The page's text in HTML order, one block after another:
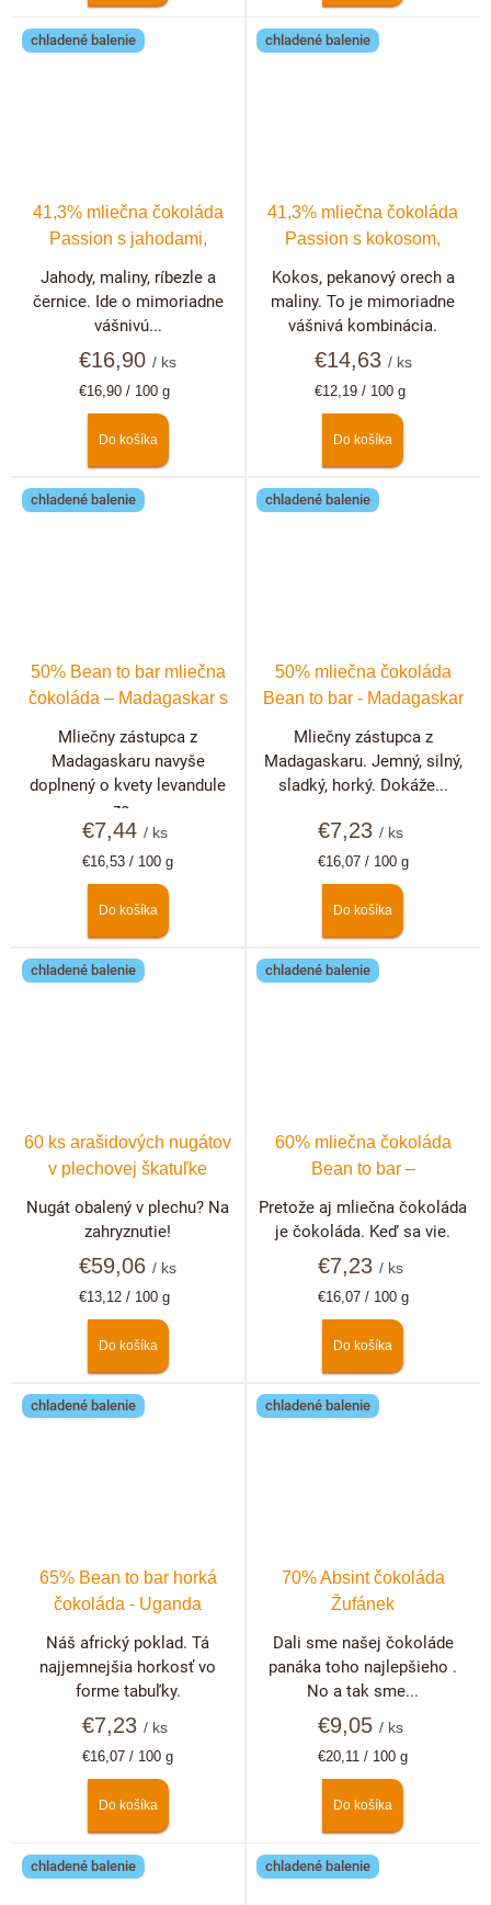
chladené balenie
41,3% mliečna čokoláda
Passion s jahodami,
ríbezľami
€16,90/ ks
Jednotková
€16,90 / 100 g
Do košíka
Jahody, maliny, ríbezle a
černice. Ide o mimoriadne
vášnivú...
chladené balenie
41,3% mliečna čokoláda
Passion s kokosom,
malinami
€14,63 / ks
Jednotková
€12,19 / 100 g
Do košíka
Kokos, pekanový orech a
maliny. To je mimoriadne
vášnivá kombinácia.
chladené balenie
50% Bean to bar mliečna
čokoláda – Madagaskar s
€7,44/ ks
Jednotková
€16,53 / 100 g
Do košíka
Mliečny zástupca z
Madagaskaru navyše
doplnený o kvety levandule
zo...
chladené balenie
50% mliečna čokoláda
Bean to bar - Madagaskar
€7,23 / ks
Jednotková
€16,07 / 100 g
Do košíka
Mliečny zástupca z
Madagaskaru. Jemný, silný,
sladký, horký. Dokáže...
chladené balenie
60 ks arašidových nugátov
v plechovej škatuľke
€59,06/ ks
Jednotková
€13,12 / 100 g
Do košíka
Nugát obalený v plechu? Na
zahryznutie!
chladené balenie
60% mliečna čokoláda
Bean to bar –
€7,23 / ks
Jednotková
€16,07 / 100 g
Do košíka
Pretože aj mliečna čokoláda
je čokoláda. Keď sa vie.
chladené balenie
65% Bean to bar horká
čokoláda - Uganda
€7,23/ ks
Jednotková
€16,07 / 100 g
Do košíka
Náš africký poklad. Tá
najjemnejšia horkosť vo
forme tabuľky.
chladené balenie
70% Absint čokoláda
Žufánek
€9,05/ ks
Jednotková
€20,11 / 100 g
Do košíka
Dali sme našej čokoláde
panáka toho najlepšieho .
No a tak sme...
chladené balenie chladené balenie